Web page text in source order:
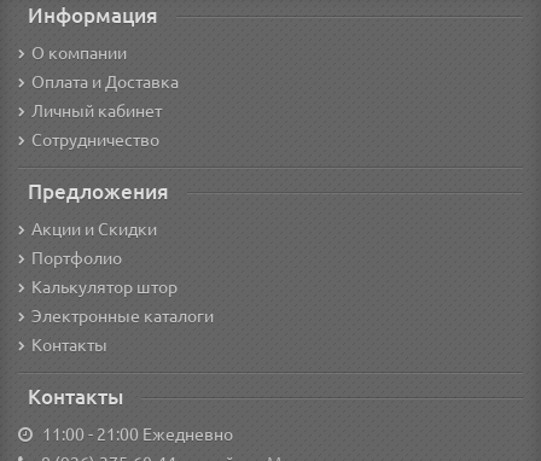
Информация
О компании
Оплата и Доставка
Личный кабинет
Сотрудничество
Предложения
Акции и Скидки
Портфолио
Калькулятор штор
Электронные каталоги
Контакты
Контакты
11:00 - 21:00 Ежедневно